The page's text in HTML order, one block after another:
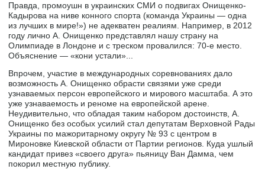
Правда, промоушн в украинских СМИ о подвигах Онищенко-
Кадырова на ниве конного спорта (команда Украины — одна
из лучших в мире!») не адекватен реалиям. Например, в 2012
году лично А. Онищенко представлял нашу страну на
Олимпиаде в Лондоне и с треском провалился: 70-е место.
Объяснение — «кони устали»...
Впрочем, участие в международных соревнованиях дало
возможность А. Онищенко обрасти связями уже среди
узнаваемых персон европейского и мирового масштаба. А это
уже узнаваемость и реноме на европейской арене.
Неудивительно, что обладая таким набором достоинств, А.
Онищенко без особых усилий стал депутатам Верховной Рады
Украины по мажоритарному округу № 93 с центром в
Мироновке Киевской области от Партии регионов. Куда ушлый
кандидат привез «своего друга» пьяницу Ван Дамма, чем
покорил местную публику.